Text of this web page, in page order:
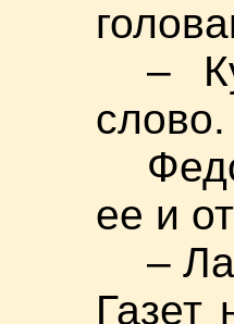
–
слово.
ее и
–
Газет